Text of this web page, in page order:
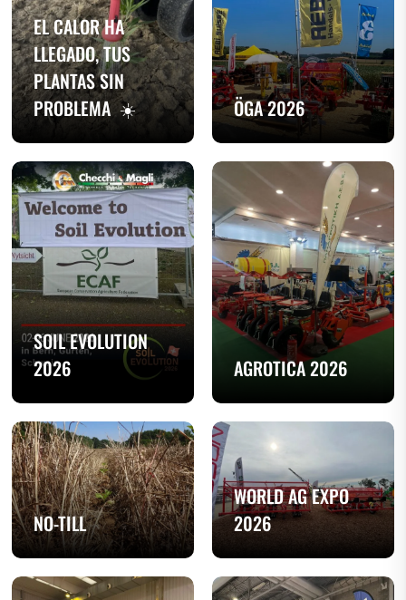
EL CALOR HA
LLEGADO, TUS
PLANTAS SIN
PROBLEMA ☀️
ÖGA 2026
SOIL EVOLUTION
2026
AGROTICA 2026
NO-TILL
WORLD AG EXPO
2026